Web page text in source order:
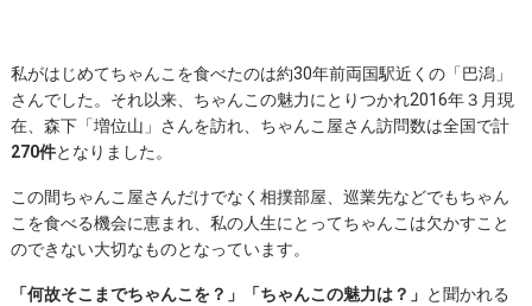
私がはじめてちゃんこを食べたのは約30年前両国駅近くの「巴潟」
さんでした。それ以来、ちゃんこの魅力にとりつかれ2016年３月現
在、森下「増位山」さんを訪れ、ちゃんこ屋さん訪問数は全国で計
270件となりました。
この間ちゃんこ屋さんだけでなく相撲部屋、巡業先などでもちゃん
こを食べる機会に恵まれ、私の人生にとってちゃんこは欠かすこと
のできない大切なものとなっています。
「何故そこまでちゃんこを？」「ちゃんこの魅力は？」 と聞かれる